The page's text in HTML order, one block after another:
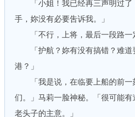
「小姐！我已经再三声明过了
手，妳没有必要吿诉我。」
「不行，上将，最后一段路一
「护航？妳有没有搞错？难道
港？」
「我是说，在临要上船的前一
们。」马莉一脸神秘。「很可能
老头子的主意。」